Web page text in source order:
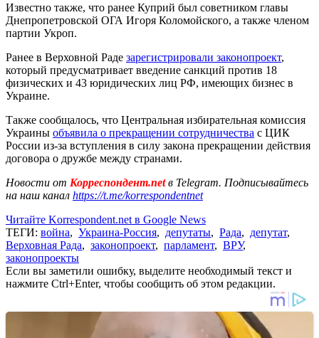
Известно также, что ранее Куприй был советником главы
Днепропетровской ОГА Игоря Коломойского, а также членом
партии Укроп.
Ранее в Верховной Раде зарегистрировали законопроект,
который предусматривает введение санкций против 18
физических и 43 юридических лиц РФ, имеющих бизнес в
Украине.
Также сообщалось, что Центральная избирательная комиссия
Украины объявила о прекращении сотрудничества с ЦИК
России из-за вступления в силу закона прекращении действия
договора о дружбе между странами.
Новости от Корреспондент.netв Telegram. Подписывайтесь
на наш канал https://t.me/korrespondentnet
Читайте Korrespondent.net в Google News
ТЕГИ: война, Украина-Россия, депутаты, Рада, депутат,
Верховная Рада, законопроект, парламент, ВРУ,
законопроекты
Если вы заметили ошибку, выделите необходимый текст и
нажмите Ctrl+Enter, чтобы сообщить об этом редакции.